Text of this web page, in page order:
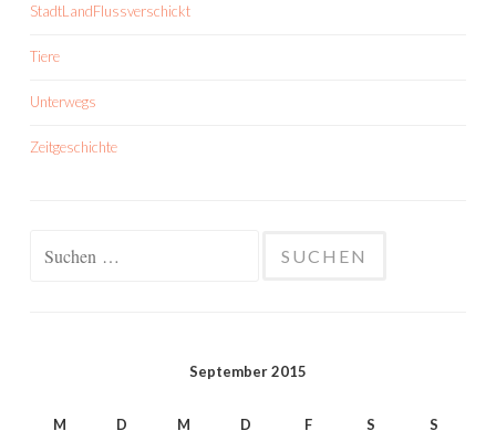
StadtLandFlussverschickt
Tiere
Unterwegs
Zeitgeschichte
September 2015
M D M D F S S